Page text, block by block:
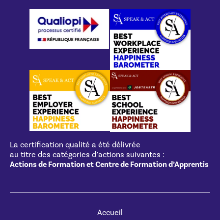
La certification qualité a été délivrée
au titre des catégories d’actions suivantes :
Actions de Formation et Centre de Formation d’Apprentis
Accueil